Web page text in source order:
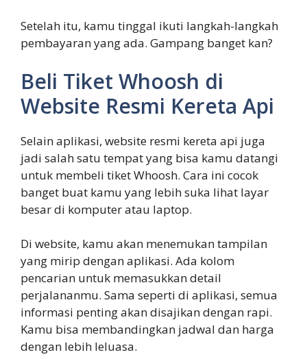
Setelah itu, kamu tinggal ikuti langkah-langkah
pembayaran yang ada. Gampang banget kan?
Beli Tiket Whoosh di
Website Resmi Kereta Api
Selain aplikasi, website resmi kereta api juga
jadi salah satu tempat yang bisa kamu datangi
untuk membeli tiket Whoosh. Cara ini cocok
banget buat kamu yang lebih suka lihat layar
besar di komputer atau laptop.
Di website, kamu akan menemukan tampilan
yang mirip dengan aplikasi. Ada kolom
pencarian untuk memasukkan detail
perjalananmu. Sama seperti di aplikasi, semua
informasi penting akan disajikan dengan rapi.
Kamu bisa membandingkan jadwal dan harga
dengan lebih leluasa.